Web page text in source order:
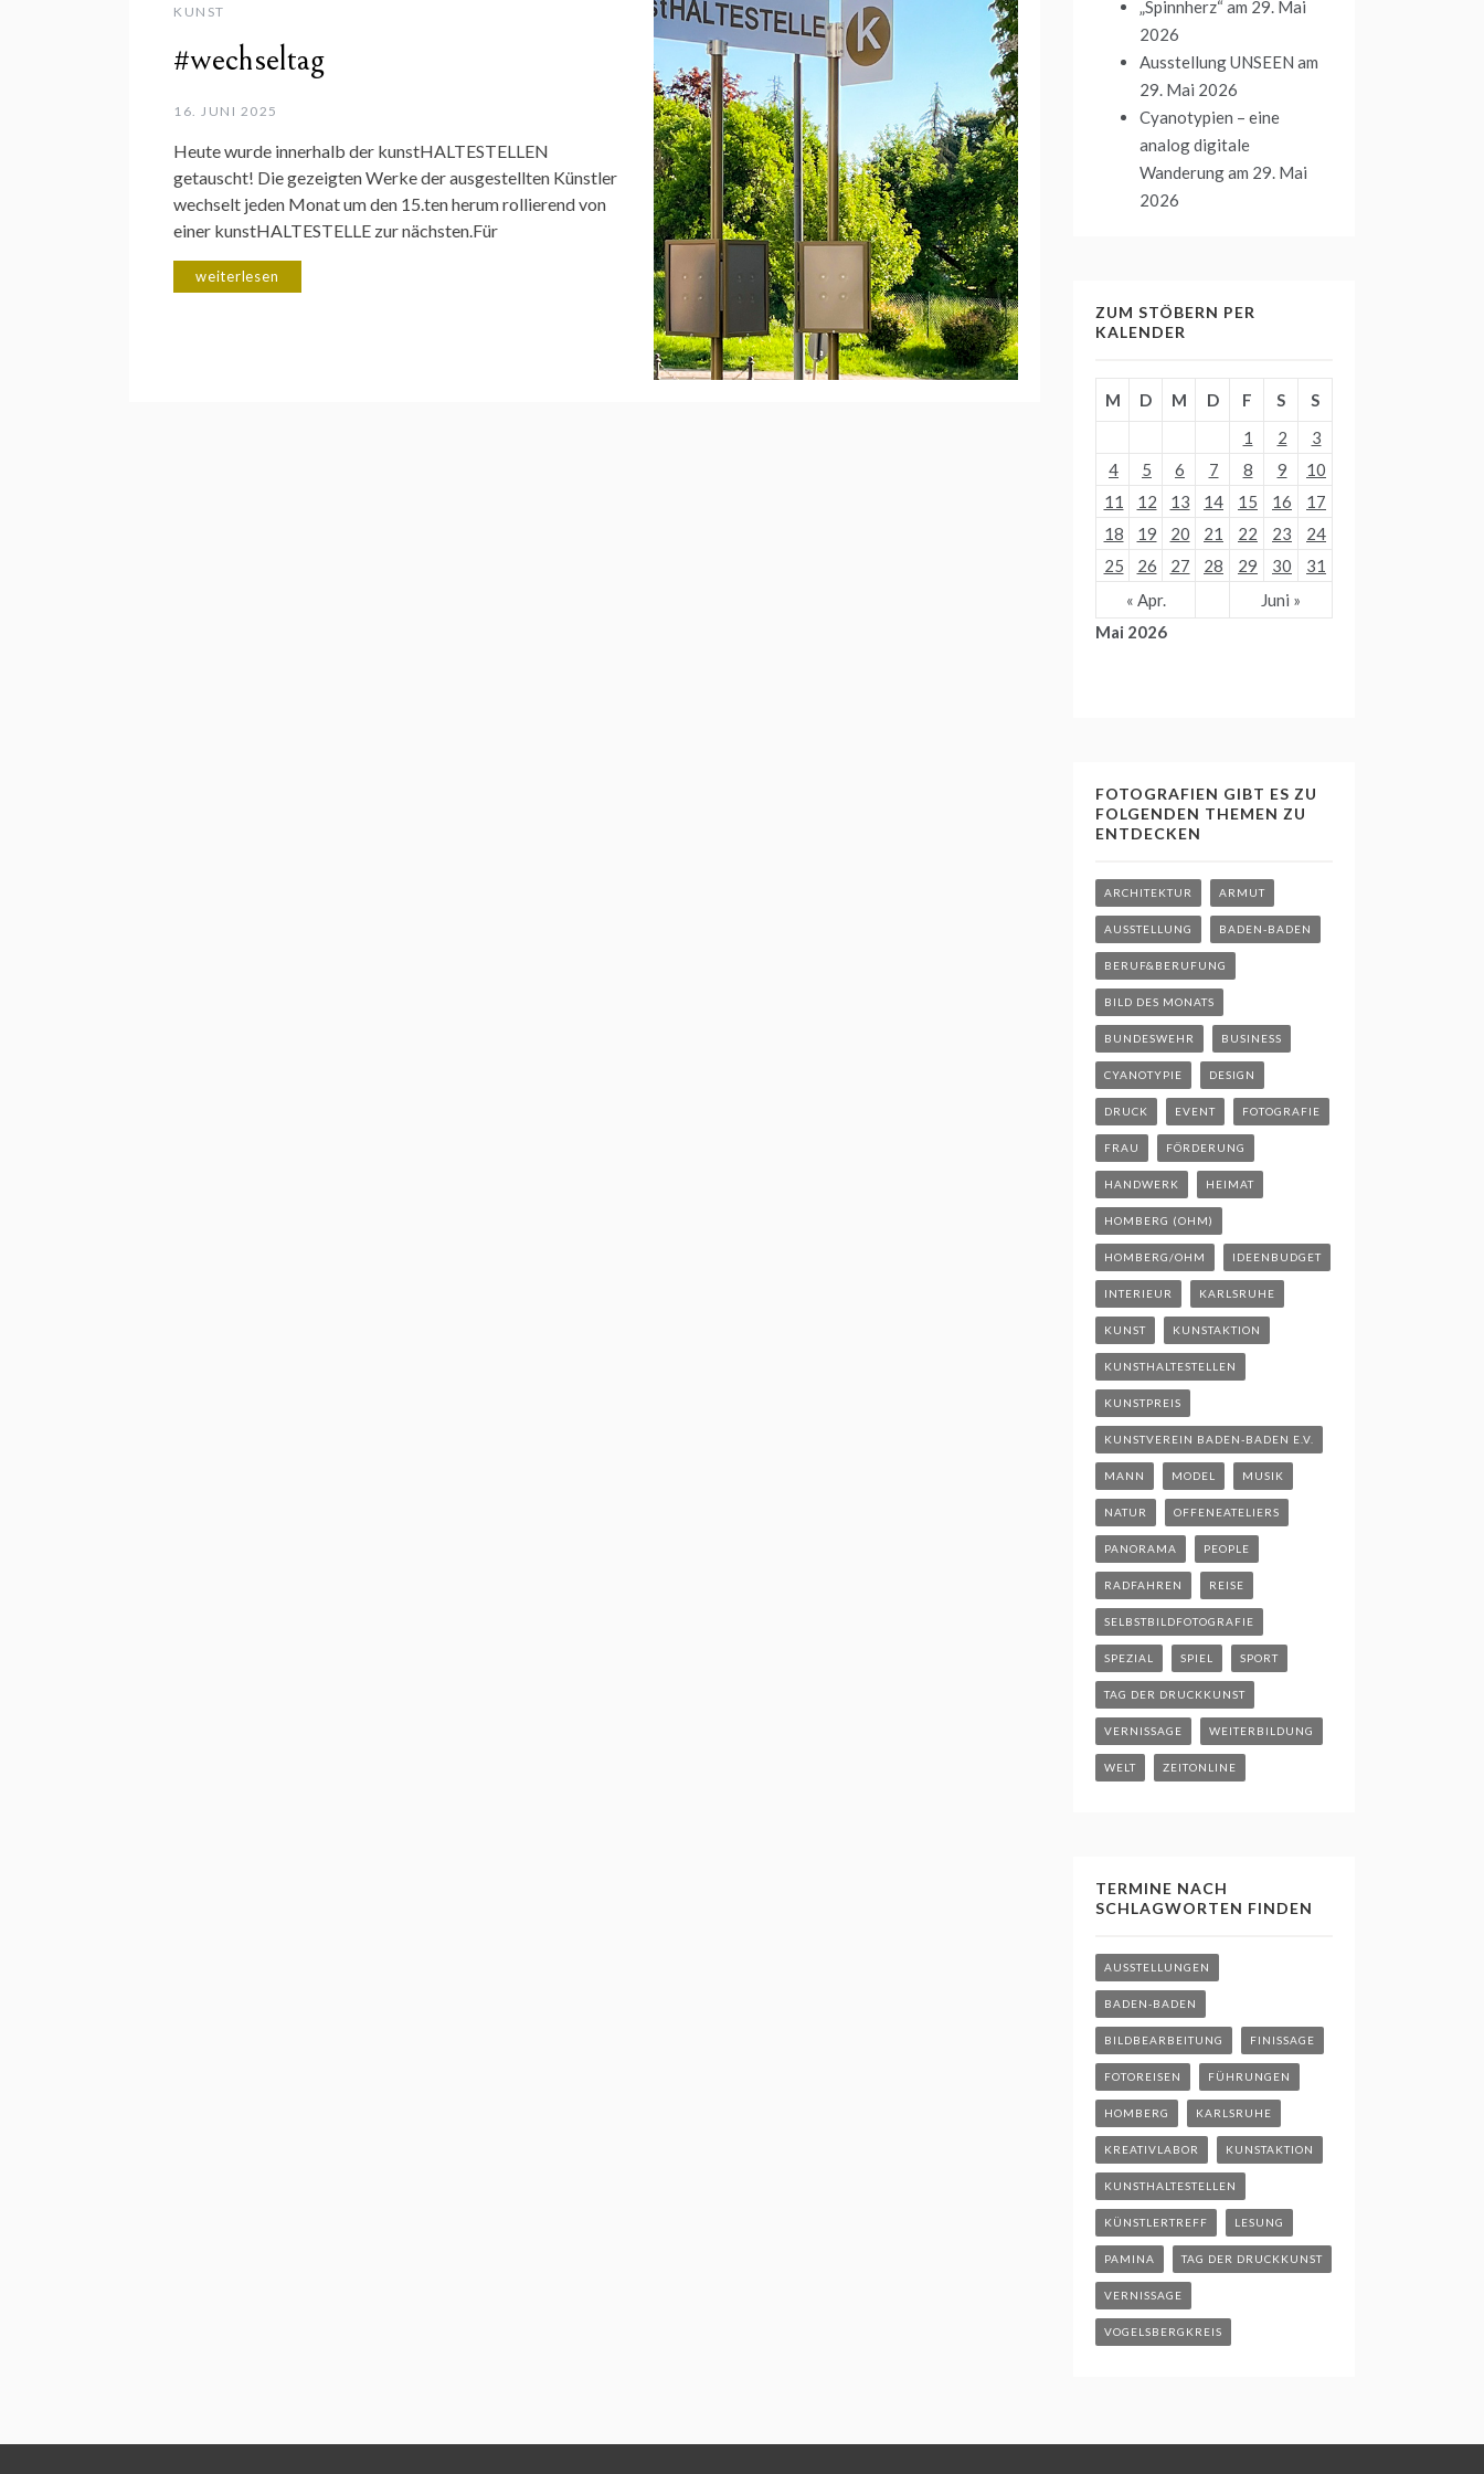
KUNST
#wechseltag
16. JUNI 2025
Heute wurde innerhalb der kunstHALTESTELLEN
getauscht! Die gezeigten Werke der ausgestellten Künstler
wechselt jeden Monat um den 15.ten herum rollierend von
einer kunstHALTESTELLE zur nächsten.Für
weiterlesen
„Spinnherz“ am 29. Mai
2026
Ausstellung UNSEEN am
29. Mai 2026
Cyanotypien – eine
analog digitale
Wanderungam 29. Mai
2026
ZUM STÖBERN PER
KALENDER
Mai 2026
M D M D F S
S
1
2
3
4
5 6 7 8 9
10
11
12 13 14 15 16
17
18
19 20 21 22 23
24
25
26 27 28 29 30
31
« Apr.
Juni »
FOTOGRAFIEN GIBT ES ZU
FOLGENDEN THEMEN ZU
ENTDECKEN
ARCHITEKTUR ARMUT
AUSSTELLUNG BADEN-BADEN
BERUF&BERUFUNG
BILD DES MONATS
BUNDESWEHR BUSINESS
CYANOTYPIE DESIGN
DRUCK EVENT FOTOGRAFIE
FRAU FÖRDERUNG
HANDWERK HEIMAT
HOMBERG (OHM)
HOMBERG/OHM IDEENBUDGET
INTERIEUR KARLSRUHE
KUNST KUNSTAKTION
KUNSTHALTESTELLEN
KUNSTPREIS
KUNSTVEREIN BADEN-BADEN E.V.
MANN MODEL MUSIK
NATUR OFFENEATELIERS
PANORAMA PEOPLE
RADFAHREN REISE
SELBSTBILDFOTOGRAFIE
SPEZIAL SPIEL SPORT
TAG DER DRUCKKUNST
VERNISSAGE WEITERBILDUNG
WELT ZEITONLINE
TERMINE NACH
SCHLAGWORTEN FINDEN
AUSSTELLUNGEN
BADEN-BADEN
BILDBEARBEITUNG FINISSAGE
FOTOREISEN FÜHRUNGEN
HOMBERG KARLSRUHE
KREATIVLABOR KUNSTAKTION
KUNSTHALTESTELLEN
KÜNSTLERTREFF LESUNG
PAMINA TAG DER DRUCKKUNST
VERNISSAGE
VOGELSBERGKREIS